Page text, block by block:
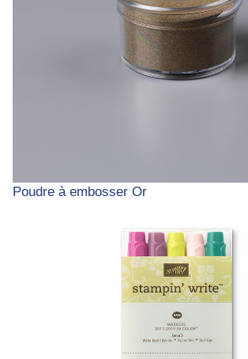
Poudre à embosser Or